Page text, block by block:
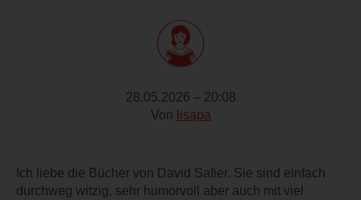
28.05.2026 – 20:08
Von lisapa
Ich liebe die Bücher von David Safier. Sie sind einfach
durchweg witzig, sehr humorvoll aber auch mit viel